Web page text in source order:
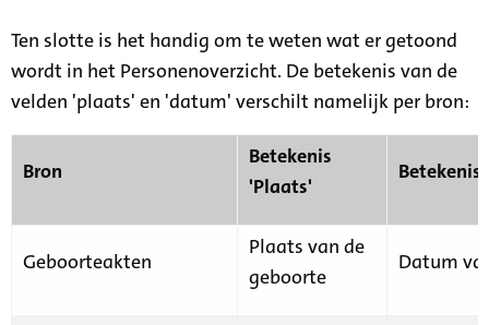
Ten slotte is het handig om te weten wat er getoond
wordt in het Personenoverzicht. De betekenis van de
velden 'plaats' en 'datum' verschilt namelijk per bron:
Bron
Betekenis
'Plaats'
Geboorteakten
Plaats van de
geboorte
Datum